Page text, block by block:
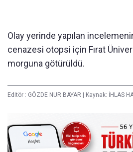
Olay yerinde yapılan
cenazesi otopsi için Fırat
morguna götürüldü.
Editör : GÖZDE NUR BAYAR | Kaynak: İHLAS